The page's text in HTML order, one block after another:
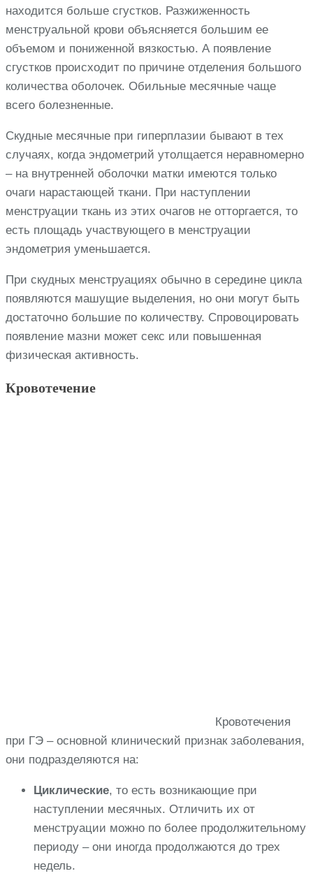
находится больше сгустков. Разжиженность
менструальной крови объясняется большим ее
объемом и пониженной вязкостью. А появление
сгустков происходит по причине отделения большого
количества оболочек. Обильные месячные чаще
всего болезненные.
Скудные месячные при гиперплазии бывают в тех
случаях, когда эндометрий утолщается неравномерно
– на внутренней оболочки матки имеются только
очаги нарастающей ткани. При наступлении
менструации ткань из этих очагов не отторгается, то
есть площадь участвующего в менструации
эндометрия уменьшается.
При скудных менструациях обычно в середине цикла
появляются машущие выделения, но они могут быть
достаточно большие по количеству. Спровоцировать
появление мазни может секс или повышенная
физическая активность.
Кровотечение
Кровотечения
при ГЭ – основной клинический признак заболевания,
они подразделяются на:
Циклические, то есть возникающие при
наступлении месячных. Отличить их от
менструации можно по более продолжительному
периоду – они иногда продолжаются до трех
недель.